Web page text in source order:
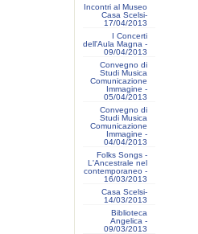
Incontri al Museo
Casa Scelsi-
17/04/2013
I Concerti
dell'Aula Magna -
09/04/2013
Convegno di
Studi Musica
Comunicazione
Immagine -
05/04/2013
Convegno di
Studi Musica
Comunicazione
Immagine -
04/04/2013
Folks Songs -
L'Ancestrale nel
contemporaneo -
16/03/2013
Casa Scelsi-
14/03/2013
Biblioteca
Angelica -
09/03/2013